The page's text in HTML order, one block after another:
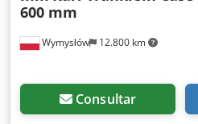
Wymysłów 12.800 km
600 mm
Consultar